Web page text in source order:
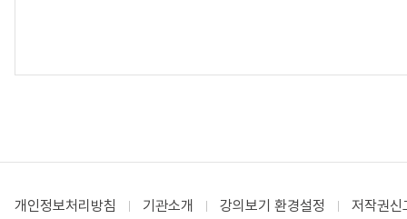
개인정보처리방침 기관소개 강의보기 환경설정 저작권신